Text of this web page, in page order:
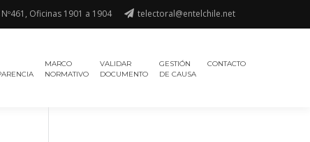
Oficinas 1901 a 1904 telectoral@entelchile.net
MARCO
NORMATIVO
VALIDAR
DOCUMENTO
GESTIÓN
DE CAUSA
CONTACTO